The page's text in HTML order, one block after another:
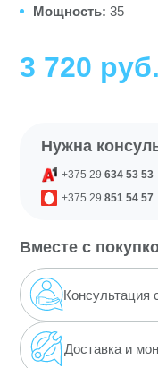
Мощность:35
3 720 руб
Нужна
+375 29634 53 53
+375 29851 54 57
Вместе с
Консультация
Доставка и